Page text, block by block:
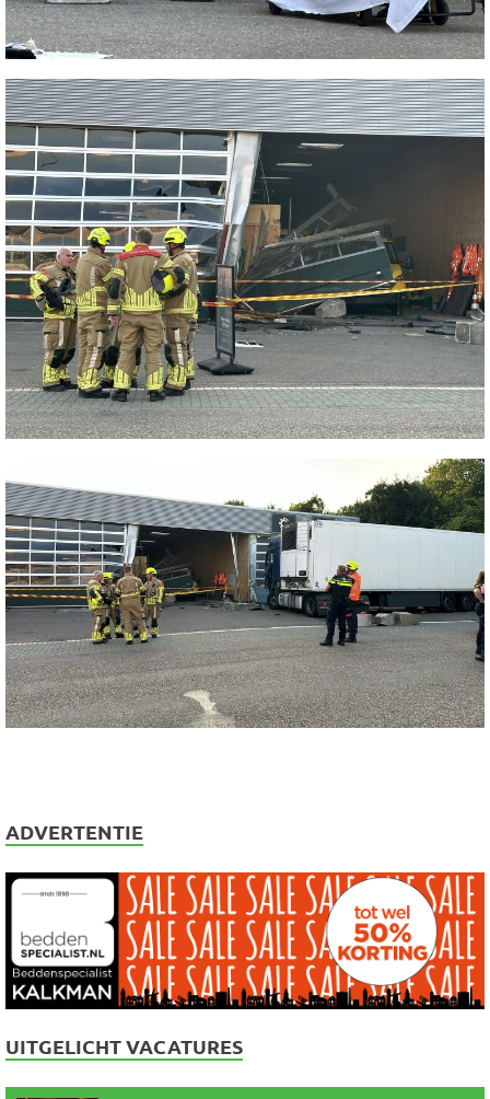
ADVERTENTIE
UITGELICHT VACATURES